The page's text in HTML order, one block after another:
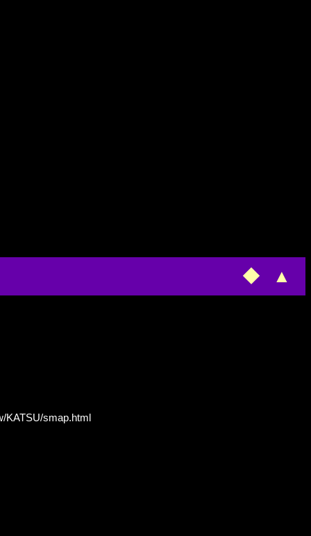
◆ ▲
KATSU/smap.html